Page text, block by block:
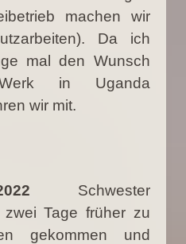
machen wir
Da ich
mal den Wunsch
in Uganda
wir mit.
Schwester
Tage früher zu
gekommen und